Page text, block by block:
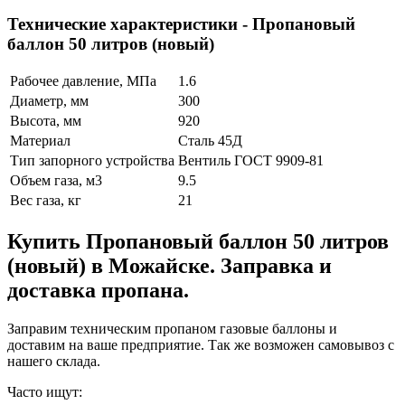
Технические характеристики - Пропановый
баллон 50 литров (новый)
Рабочее давление, МПа
1.6
Диаметр, мм
300
Высота, мм
920
Материал
Сталь 45Д
Тип запорного устройства Вентиль ГОСТ 9909-81
Объем газа, м3
9.5
Вес газа, кг
21
Купить Пропановый баллон 50 литров
(новый) в Можайске. Заправка и
доставка пропана.
Заправим техническим пропаном газовые баллоны и
доставим на ваше предприятие. Так же возможен самовывоз с
нашего склада.
Часто ищут: